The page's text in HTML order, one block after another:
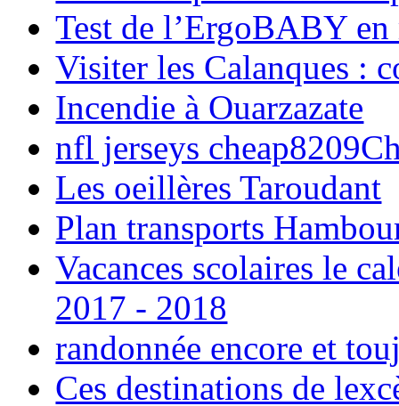
Test de l’ErgoBABY en
Visiter les Calanques :
Incendie à Ouarzazate
nfl jerseys
Les oeillères Taroudant
Plan transports
Vacances scolaires le
2017 - 2018
randonnée encore et
Ces destinations de